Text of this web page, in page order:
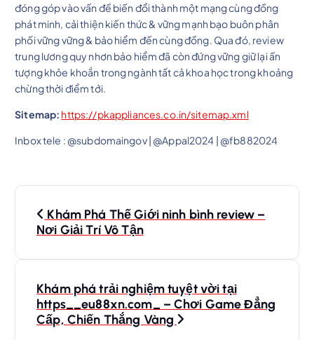
đóng góp vào vấn đề biến đổi thành một mạng cùng đồng
phát minh, cải thiện kiến thức & vững mạnh bạo buôn phân
phối vững vững & bảo hiểm đến cùng đồng. Qua đó, review
trung lương quy nhơn bảo hiểm đã còn đứng vững giữ lại ấn
tượng khỏe khoắn trong ngành tất cả khoa học trong khoảng
chừng thời điểm tới.
Sitemap: https://pkappliances.co.in/sitemap.xml
Inbox tele : @subdomaingov | @Appal2024 | @fb882024
Khám Phá Thế Giới ninh bình review –
Nơi Giải Trí Vô Tận
Khám phá trải nghiệm tuyệt vời tại
https__eu88xn.com_ – Chơi Game Đẳng
Cấp, Chiến Thắng Vàng